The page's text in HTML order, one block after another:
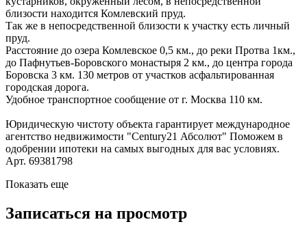
близости находится Комлевский пруд.
Так же в непосредственной близости к участку есть личный
пруд.
Расстояние до озера Комлевское 0,5 км., до реки Протва 1км.,
до Пафнутьев-Боровского монастыря 2 км., до центра города
Боровска 3 км. 130 метров от участков асфальтированная
городская дорога.
Удобное транспортное сообщение от г. Москва 110 км.
Юридическую чистоту объекта гарантирует международное
агентство недвижимости "Century21 Абсолют" Поможем в
одобрении ипотеки на самых выгодных для вас условиях.
Арт. 69381798
Показать еще
Записаться на просмотр